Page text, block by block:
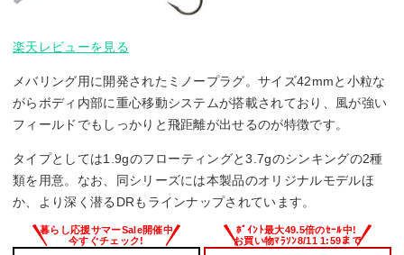
楽天レビューを見る
メバリング用に開発されたミノープラグ。サイズ42mmと小粒な
がらボディ内部に重心移動システムが搭載されており、風が強い
フィールドでもしっかりと飛距離が出せるのが特徴です。
タイプとしては1.9gのフローティングと3.7gのシンキングの2種
類を用意。なお、同シリーズには本製品のオリジナルモデルほ
か、より深く潜るDRもラインナップされています。